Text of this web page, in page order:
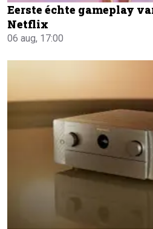
Eerste échte gameplay
Netflix
06 aug, 17:00